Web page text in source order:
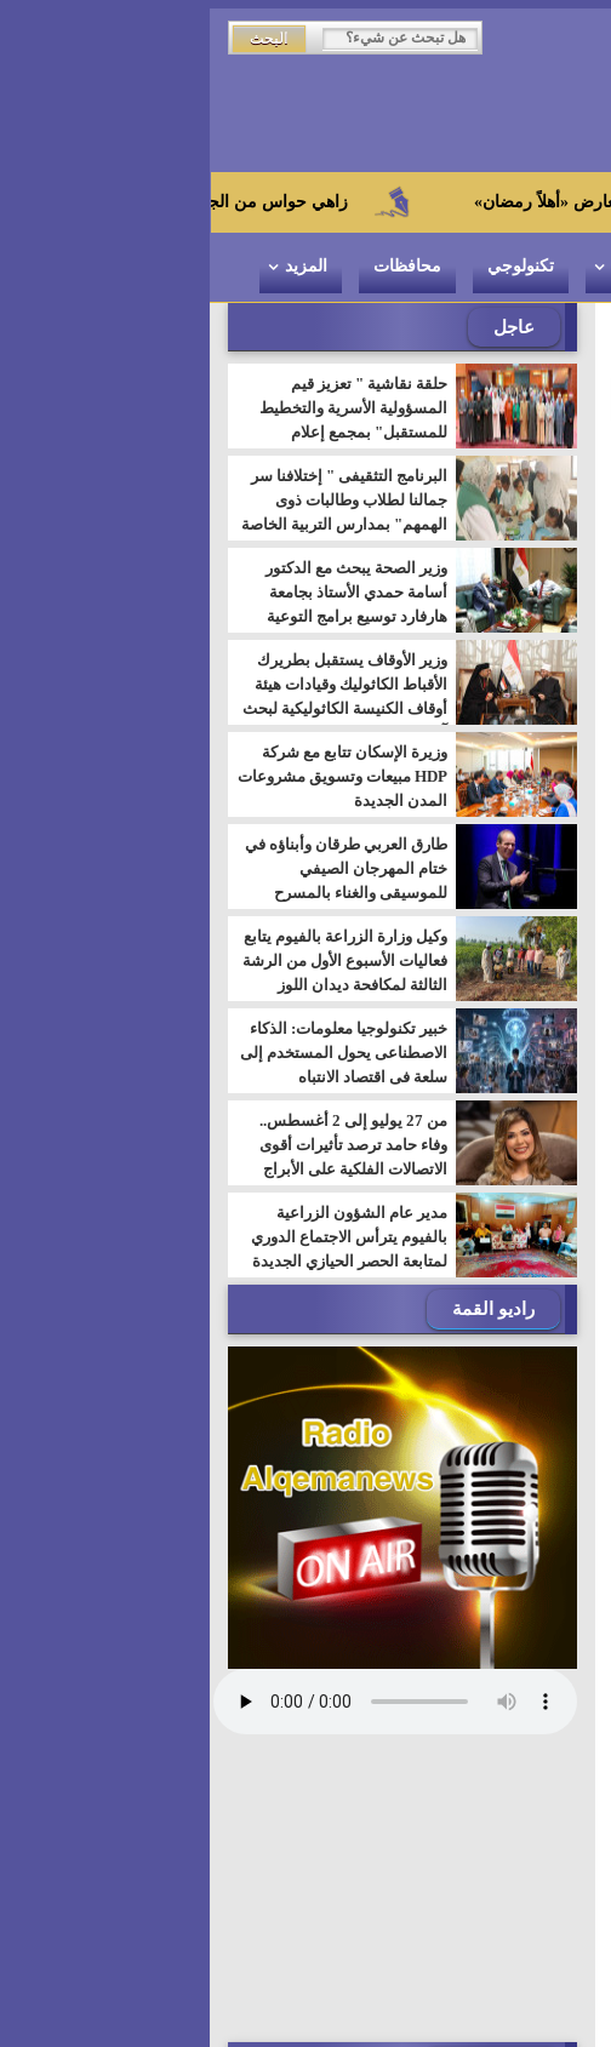
زاهي حواس من الجامعة اليابانية : "توت عنخ آمون" هو بطل
تكنولوجي محافظات المزيد
عاجل
حلقة نقاشية " تعزيز قيم
المسؤولية الأسرية والتخطيط
للمستقبل" بمجمع إعلام
السويس
البرنامج التثقيفى " إختلافنا سر
جمالنا لطلاب وطالبات ذوى
الهمهم" بمدارس التربية الخاصة
بالسويس
وزير الصحة يبحث مع الدكتور
أسامة حمدي الأستاذ بجامعة
هارفارد توسيع برامج التوعية
بمرض السكري
وزير الأوقاف يستقبل بطريرك
الأقباط الكاثوليك وقيادات هيئة
أوقاف الكنيسة الكاثوليكية لبحث
آفاق التعاون المشترك
وزيرة الإسكان تتابع مع شركة
HDP مبيعات وتسويق مشروعات
المدن الجديدة
طارق العربي طرقان وأبناؤه في
ختام المهرجان الصيفي
للموسيقى والغناء بالمسرح
المكشوف
وكيل وزارة الزراعة بالفيوم يتابع
فعاليات الأسبوع الأول من الرشة
الثالثة لمكافحة ديدان اللوز
للقطن
خبير تكنولوجيا معلومات: الذكاء
الاصطناعى يحول المستخدم إلى
سلعة فى اقتصاد الانتباه
من 27 يوليو إلى 2 أغسطس..
وفاء حامد ترصد تأثيرات أقوى
الاتصالات الفلكية على الأبراج
مدير عام الشؤون الزراعية
بالفيوم يترأس الاجتماع الدوري
لمتابعة الحصر الحيازي الجديدة
راديو القمة